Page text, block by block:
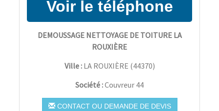
DEMOUSSAGE NETTOYAGE DE TOITURE LA
ROUXIÈRE
Ville : LA ROUXIÈRE (44370)
Société :Couvreur 44
CONTACT OU DEMANDE DE DEVIS